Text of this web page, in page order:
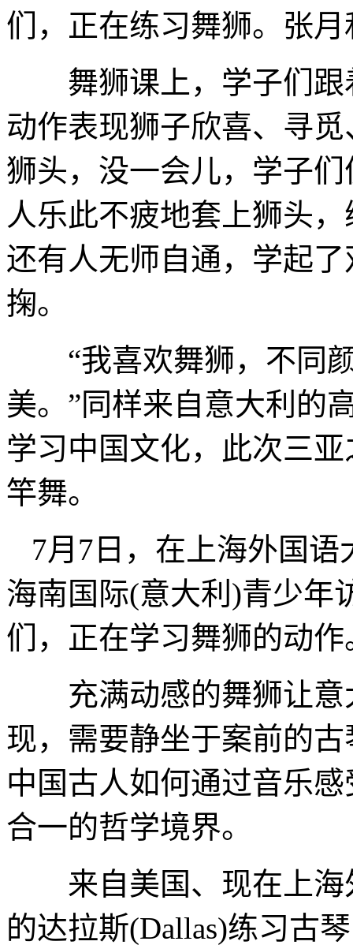
们，正在练习舞狮。张月
舞狮课上，学子们跟
动作表现狮子欣喜、寻
狮头，没一会儿，学子
人乐此不疲地套上狮头
还有人无师自通，学起
掬。
“我喜欢舞狮，不同颜
美。”同样来自意大利的
学习中国文化，此次三
竿舞。
7月7日，在上海外国
海南国际(意大利)青少年
们，正在学习舞狮的动
充满动感的舞狮让意
现，需要静坐于案前的
中国古人如何通过音乐
合一的哲学境界。
来自美国、现在上海
的达拉斯(Dallas)练习古